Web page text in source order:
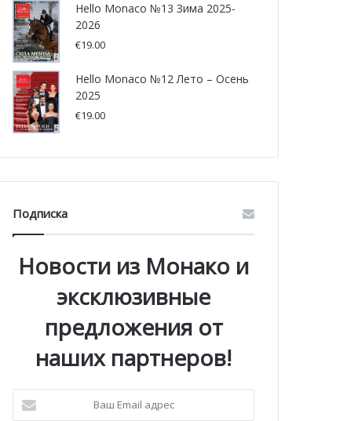
Hello Monaco №13 Зима 2025-
2026
€19.00
Hello Monaco №12 Лето – Осень
2025
€19.00
Подписка
Новости из Монако и
эксклюзивные
предложения от
наших партнеров!
Email